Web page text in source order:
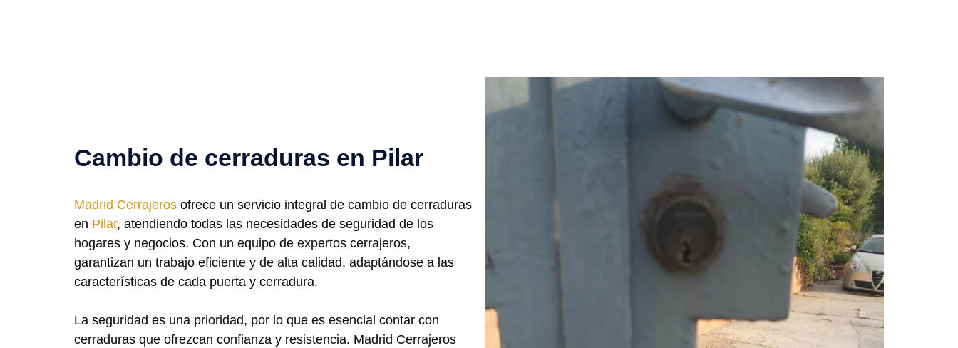
Cambio de cerraduras en Pilar
Madrid Cerrajeros ofrece un servicio integral de cambio de cerraduras
en Pilar, atendiendo todas las necesidades de seguridad de los
hogares y negocios. Con un equipo de expertos cerrajeros,
garantizan un trabajo eficiente y de alta calidad, adaptándose a las
características de cada puerta y cerradura.
La seguridad es una prioridad, por lo que es esencial contar con
cerraduras que ofrezcan confianza y resistencia. Madrid Cerrajeros